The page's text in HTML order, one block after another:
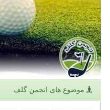
موضوع های انجمن گلف